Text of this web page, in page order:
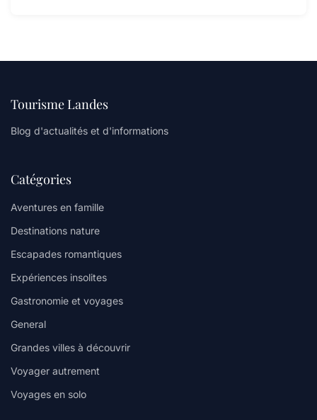
Tourisme Landes
Blog d'actualités et d'informations
Catégories
Aventures en famille
Destinations nature
Escapades romantiques
Expériences insolites
Gastronomie et voyages
General
Grandes villes à découvrir
Voyager autrement
Voyages en solo